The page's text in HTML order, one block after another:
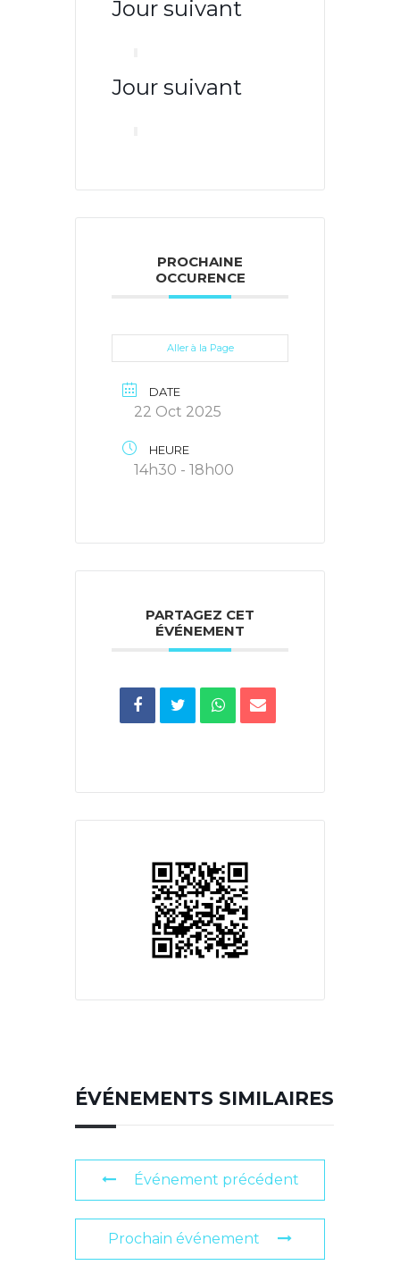
Jour suivant
Jour suivant
PROCHAINE
OCCURENCE
Aller à la Page
DATE
22 Oct 2025
HEURE
14h30 - 18h00
PARTAGEZ CET
ÉVÉNEMENT
ÉVÉNEMENTS SIMILAIRES
Événement précédent
Prochain événement